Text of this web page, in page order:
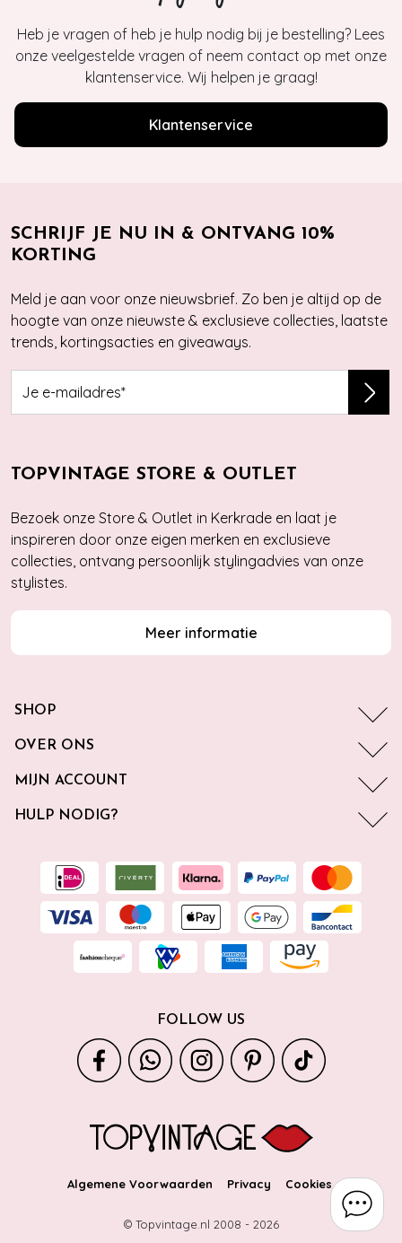
Heb je vragen of heb je hulp nodig bij je bestelling? Lees
onze veelgestelde vragen of neem contact op met onze
klantenservice. Wij helpen je graag!
Klantenservice
SCHRIJF JE NU IN & ONTVANG 10%
KORTING
Meld je aan voor onze nieuwsbrief. Zo ben je altijd op de
hoogte van onze nieuwste & exclusieve collecties, laatste
trends, kortingsacties en giveaways.
TOPVINTAGE STORE & OUTLET
Bezoek onze Store & Outlet in Kerkrade en laat je
inspireren door onze eigen merken en exclusieve
collecties, ontvang persoonlijk stylingadvies van onze
stylistes.
Meer informatie
SHOP
OVER ONS
MIJN ACCOUNT
HULP NODIG?
FOLLOW US
Algemene Voorwaarden Privacy Cookies
© Topvintage.nl 2008 - 2026